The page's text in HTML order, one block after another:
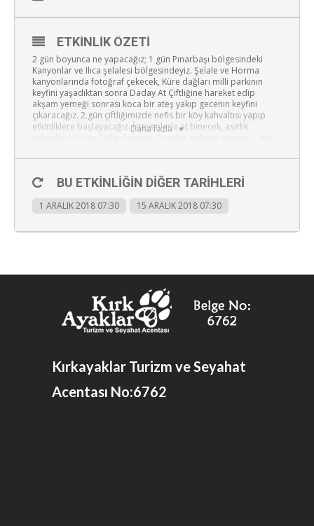
Daha fazla
ETKINLIK ÖZETI
2 gün boyunca ne yapacağız; 1 gün Pınarbaşı bölgesindeki
Kanyonlar ve Ilıca şelalesi bölgesindeyiz. Şelale ve Horma
kanyonlarında fotoğraf çekecek, Küre dağları milli parkının
keyfini yaşadıktan sonra Daday At Çiftliğine hareket edip
akşam yemeği sonrası koca bir ateş yakıp gecenin keyfini
çıkaracağız. 2.gün çiftliğimizde nefis bir köy kahvaltısı yapıp
etkinliklere başlayacağız. İsteyenlerle at binecek, asırlık
Ankara’ya doğru hareket edeceğiz. 2 gün boyunca doğa kültür
BU ETKINLIĞIN DIĞER TARIHLERI
1 ARALIK 2018 07:30 15 ARALIK 2018 07:30
Kırkayaklar Turizm ve Seyahat
Acentası No:6762